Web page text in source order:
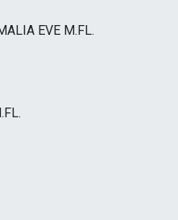
EVE M.FL.